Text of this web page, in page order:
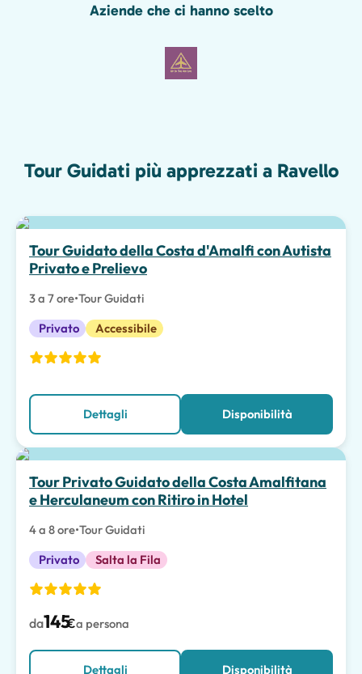
Aziende che ci hanno scelto
Tour Guidati più apprezzati a Ravello
Scelta migliore
Tour Guidato della Costa d'Amalfi con Autista
Privato e Prelievo
3 a 7 ore•Tour Guidati
Privato
Accessibile
Dettagli Disponibilità
Tour Privato Guidato della Costa Amalfitana
e Herculaneum con Ritiro in Hotel
4 a 8 ore•Tour Guidati
Privato
Salta la Fila
da145€a persona
Dettagli Disponibilità